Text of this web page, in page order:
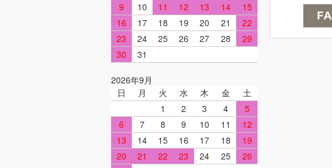
9
10 11 12 13 14
15
16
17 18 19 20 21
22
23
24 25 26 27 28
29
30
31
2026年9月
日
月 火 水 木 金
土
1
2 3 4
5
6
7 8 9 10 11
12
13
14 15 16 17 18
19
20
21 22 23 24 25
26